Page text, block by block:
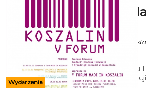
Wydarzenia
V Forum
Koszalin
Ala z mat. inf. - 27
6:53
Centrum Biznesu
Centrum
Przedsiębiorczości